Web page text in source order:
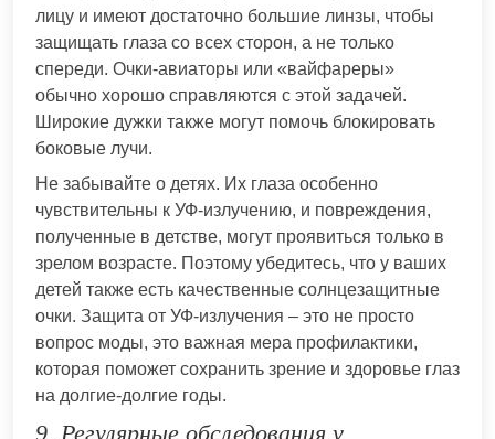
лицу и имеют достаточно большие линзы, чтобы
защищать глаза со всех сторон, а не только
спереди. Очки-авиаторы или «вайфареры»
обычно хорошо справляются с этой задачей.
Широкие дужки также могут помочь блокировать
боковые лучи.
Не забывайте о детях. Их глаза особенно
чувствительны к УФ-излучению, и повреждения,
полученные в детстве, могут проявиться только в
зрелом возрасте. Поэтому убедитесь, что у ваших
детей также есть качественные солнцезащитные
очки. Защита от УФ-излучения – это не просто
вопрос моды, это важная мера профилактики,
которая поможет сохранить зрение и здоровье глаз
на долгие-долгие годы.
9. Регулярные обследования у